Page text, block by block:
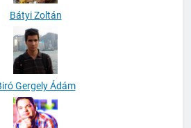
Bátyi Zoltán
Biró Gergely Ádám